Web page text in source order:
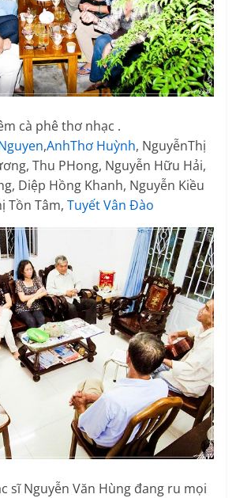
thơ nhạc .
,AnhThơ Huỳnh, NguyễnThị
Thu PHong, Nguyễn Hữu Hải,
Diệp Hồng Khanh, Nguyễn Kiều
Tồn Tâm,Tuyết Vân Đào
sĩ Nguyễn Văn Hùng đang ru mọi